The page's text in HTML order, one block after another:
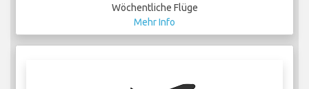
Wöchentliche Flüge
Mehr Info